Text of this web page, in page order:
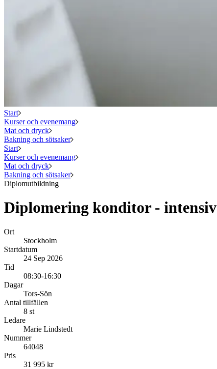
Start
Kurser och evenemang
Mat och dryck
Bakning och sötsaker
Start
Kurser och evenemang
Mat och dryck
Bakning och sötsaker
Diplomutbildning
Diplomering konditor - intensiv
Ort
Stockholm
Startdatum
24 Sep 2026
Tid
08:30-16:30
Dagar
Tors-Sön
Antal tillfällen
8 st
Ledare
Marie Lindstedt
Nummer
64048
Pris
31 995 kr